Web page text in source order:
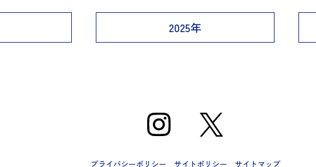
2025年
プライバシーポリシー サイトポリシー サイトマップ